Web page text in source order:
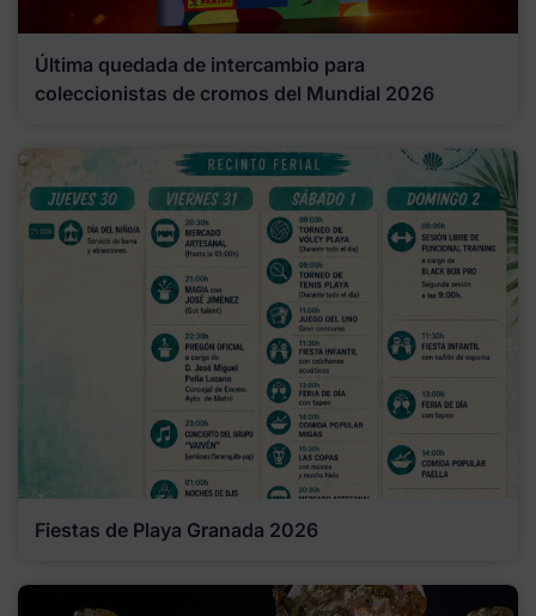
Última quedada de intercambio para
coleccionistas de cromos del Mundial 2026
Fiestas de Playa Granada 2026